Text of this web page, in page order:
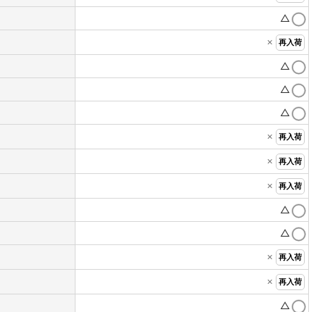
△
×
再入荷
△
△
△
×
再入荷
× 再入荷
× 再入荷
△
△
×
再入荷
× 再入荷
△